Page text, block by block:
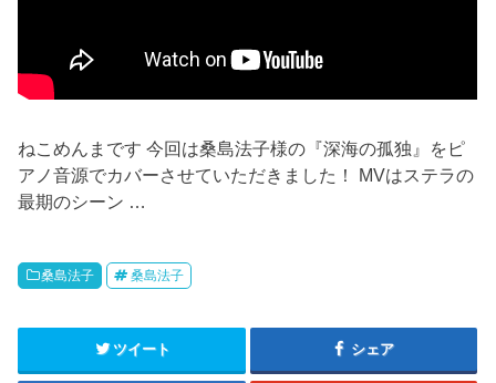
ねこめんまです 今回は桑島法子様の『深海の孤独』をピ
アノ音源でカバーさせていただきました！ MVはステラの
最期のシーン …
桑島法子 桑島法子
ツイート シェア